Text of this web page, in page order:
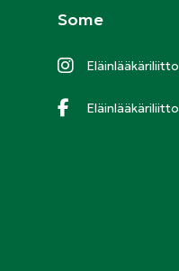
Some
Eläinlääkäriliitto
Eläinlääkäriliitto